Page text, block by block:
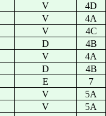
V 4D
V 4A
V 4C
D 4B
V 4A
D 4B
E 7
V 5A
V 5A